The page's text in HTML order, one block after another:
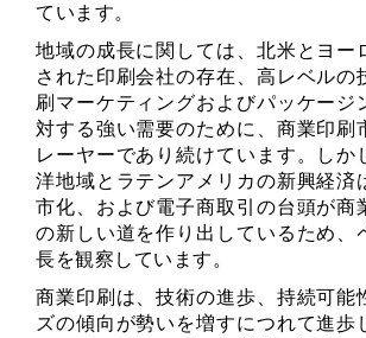
ています。
地域の成長に関しては、北米とヨー
された印刷会社の存在、高レベルの
刷マーケティングおよびパッケージ
対する強い需要のために、商業印刷
レーヤーであり続けています。しか
洋地域とラテンアメリカの新興経済
市化、および電子商取引の台頭が商
の新しい道を作り出しているため、
長を観察しています。
商業印刷は、技術の進歩、持続可能
ズの傾向が勢いを増すにつれて進歩